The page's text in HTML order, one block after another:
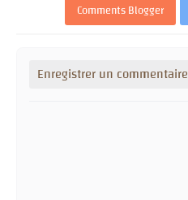
Comments Blogger
Enregistrer un commentaire